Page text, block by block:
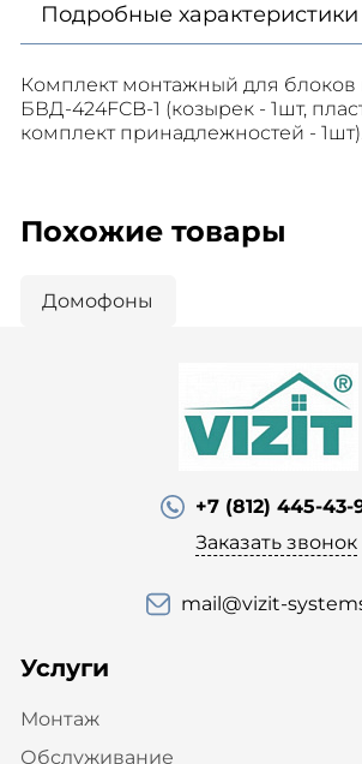
Подробные характеристики
Комплект монтажный для блоков
БВД-424FCB-1 (козырек - 1шт,
комплект принадлежностей -
Похожие товары
Домофоны
+7 (812) 445-43-
Заказать звонок
mail@vizit-
Услуги
Монтаж
Обслуживание